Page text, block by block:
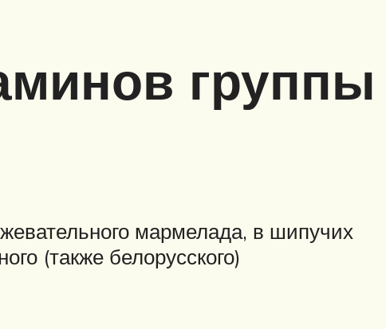
группы
мармелада, в шипучих
(также белорусского)